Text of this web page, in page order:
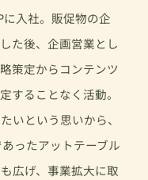
に入社。販促物の企
た後、企画営業とし
策定からコンテンツ
することなく活動。
いという思いから、
ったアットテーブル
広げ、事業拡大に取